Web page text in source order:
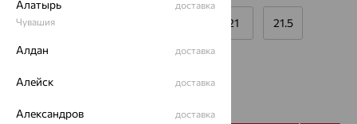
19 21 21.5
Калькулятор размера Другой размер
от 19 264
Алатырь
Чувашия
доставка
Алдан доставка
Алейск доставка
Александров доставка